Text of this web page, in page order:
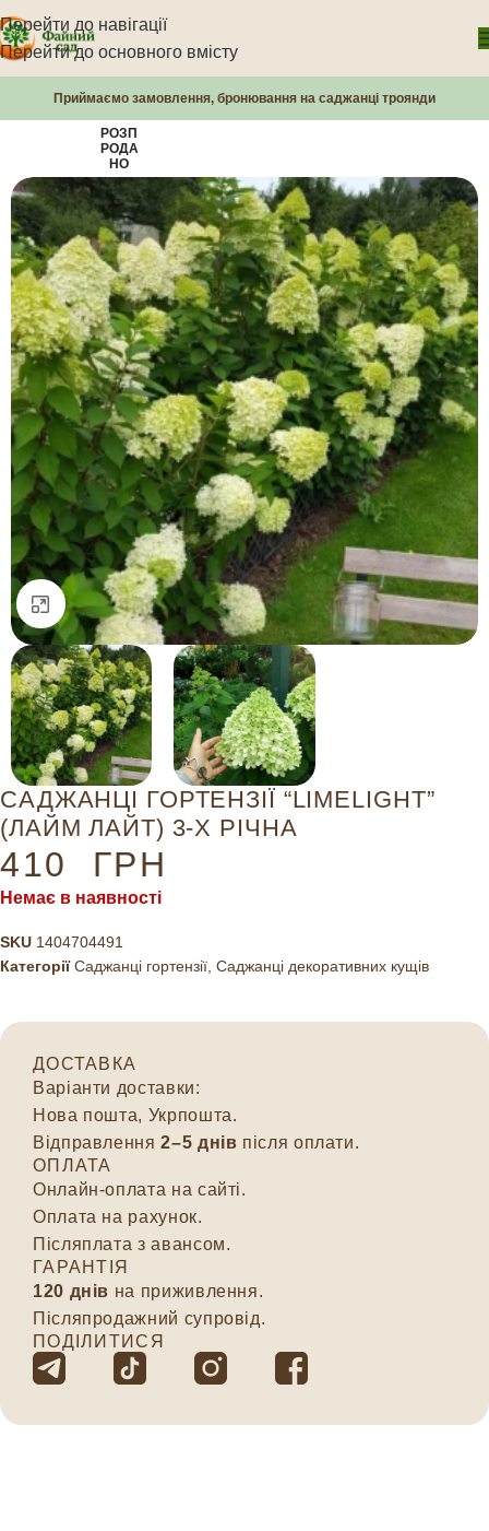
Перейти до навігації
Перейти до основного вмісту
Приймаємо замовлення, бронювання на саджанці троянди
РОЗП
РОДА
НО
Натисніть, щоб збільшити
САДЖАНЦІ ГОРТЕНЗІЇ “LIMELIGHT”
(ЛАЙМ ЛАЙТ) 3-Х РІЧНА
410 ГРН
Немає в наявності
SKU 1404704491
Категорії Саджанці гортензії, Саджанці декоративних кущів
ДОСТАВКА
Варіанти доставки:
Нова пошта, Укрпошта.
Відправлення2–5 днів після оплати.
ОПЛАТА
Онлайн-оплата на сайті.
Оплата на рахунок.
Післяплата з авансом.
ГАРАНТІЯ
120 днів на приживлення.
Післяпродажний супровід.
ПОДІЛИТИСЯ